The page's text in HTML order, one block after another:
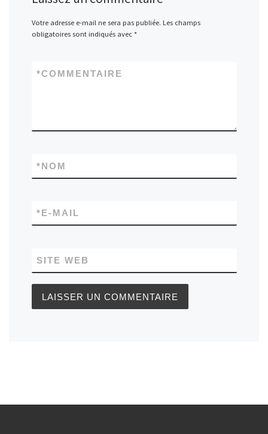
Votre adresse e-mail ne sera pas publiée. Les champs
obligatoires sont indiqués avec *
COMMENTAIRE
*
NOM
*
E-MAIL
*
SITE WEB